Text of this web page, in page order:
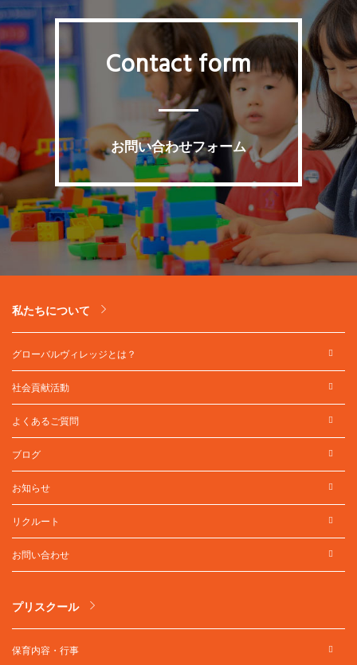
Contact form
お問い合わせフォーム
私たちについて
グローバルヴィレッジとは？
社会貢献活動
よくあるご質問
ブログ
お知らせ
リクルート
お問い合わせ
プリスクール
保育内容・行事